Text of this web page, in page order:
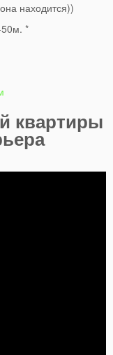
находится))
*
квартиры